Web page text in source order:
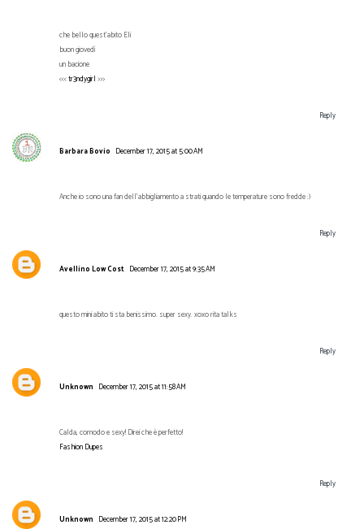
che bello quest'abito Eli
buon giovedì
un bacione
<<<tr3ndygirl >>>
Reply
Barbara Bovio December 17, 2015 at 5:00 AM
Anche io sono una fan dell'abbigliamento a strati quando le temperature sono fredde :)
Reply
Avellino Low Cost December 17, 2015 at 9:35 AM
questo mini abito ti sta benissimo. super sexy. xoxo rita talks
Reply
Unknown December 17, 2015 at 11:58 AM
Calda, comodo e sexy! Direi che è perfetto!
Fashion Dupes
Reply
Unknown December 17, 2015 at 12:20 PM